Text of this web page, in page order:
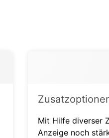
Mit Hilfe diverser
Anzeige noch